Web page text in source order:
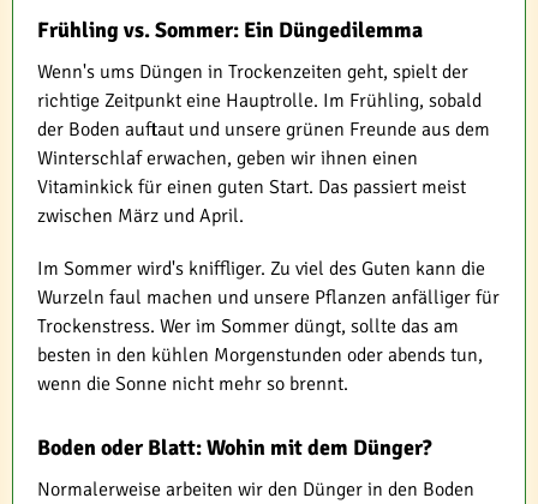
Frühling vs. Sommer: Ein Düngedilemma
Wenn's ums Düngen in Trockenzeiten geht, spielt der
richtige Zeitpunkt eine Hauptrolle. Im Frühling, sobald
der Boden auftaut und unsere grünen Freunde aus dem
Winterschlaf erwachen, geben wir ihnen einen
Vitaminkick für einen guten Start. Das passiert meist
zwischen März und April.
Im Sommer wird's kniffliger. Zu viel des Guten kann die
Wurzeln faul machen und unsere Pflanzen anfälliger für
Trockenstress. Wer im Sommer düngt, sollte das am
besten in den kühlen Morgenstunden oder abends tun,
wenn die Sonne nicht mehr so brennt.
Boden oder Blatt: Wohin mit dem Dünger?
Normalerweise arbeiten wir den Dünger in den Boden